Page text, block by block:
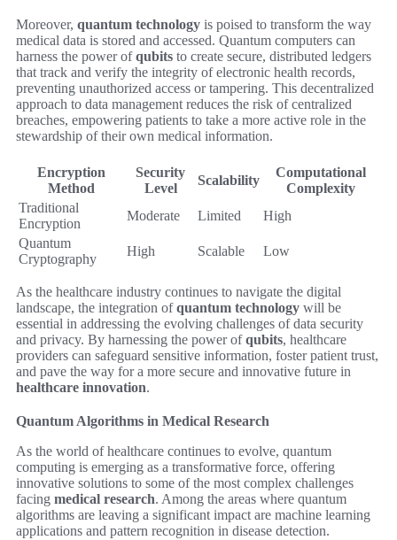
Moreover, quantum technology is poised to transform the way
medical data is stored and accessed. Quantum computers can
harness the power ofqubits to create secure, distributed ledgers
that track and verify the integrity of electronic health records,
preventing unauthorized access or tampering. This decentralized
approach to data management reduces the risk of centralized
breaches, empowering patients to take a more active role in the
stewardship of their own medical information.
Encryption
Method
Security
Level
Scalability
Computational
Complexity
Traditional
Encryption
Moderate Limited
High
Quantum
Cryptography
High Scalable Low
As the healthcare industry continues to navigate the digital
landscape, the integration ofquantum technology will be
essential in addressing the evolving challenges of data security
and privacy. By harnessing the power ofqubits, healthcare
providers can safeguard sensitive information, foster patient trust,
and pave the way for a more secure and innovative future in
healthcare innovation.
Quantum Algorithms in Medical Research
As the world of healthcare continues to evolve, quantum
computing is emerging as a transformative force, offering
innovative solutions to some of the most complex challenges
facing medical research. Among the areas where quantum
algorithms are leaving a significant impact are machine learning
applications and pattern recognition in disease detection.